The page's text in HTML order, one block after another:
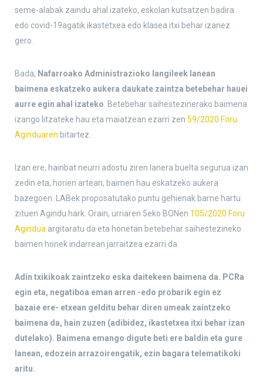
seme-alabak zaindu ahal izateko, eskolan kutsatzen badira
edo covid-19agatik ikastetxea edo klasea itxi behar izanez
gero.
Bada, Nafarroako Administrazioko langileek lanean
baimena eskatzeko aukera daukate zaintza betebehar hauei
aurre egin ahal izateko . Betebehar saihestezinerako baimena
izango litzateke hau eta maiatzean ezarri zen 59/2020 Foru
Aginduaren bitartez.
Izan ere, hainbat neurri adostu ziren lanera buelta segurua izan
zedin eta, horien artean, baimen hau eskatzeko aukera
bazegoen. LABek proposatutako puntu gehienak barne hartu
zituen Agindu hark. Orain, urriaren 5eko BONen 105/2020 Foru
Agindua argitaratu da eta honetan betebehar saihestezineko
baimen honek indarrean jarraitzea ezarri da.
Adin txikikoak zaintzeko eska daitekeen baimena da. PCRa
egin eta, negatiboa eman arren -edo probarik egin ez
bazaie ere- etxean gelditu behar diren umeak zaintzeko
baimena da, hain zuzen (adibidez, ikastetxea itxi behar izan
dutelako). Baimena emango digute beti ere baldin eta gure
lanean, edozein arrazoirengatik, ezin bagara telematikoki
aritu.